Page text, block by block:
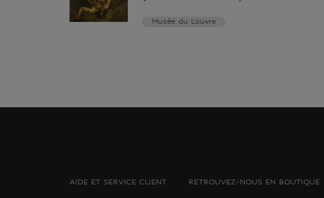
Musée du Louvre
AIDE ET SERVICE CLIENT RETROUVEZ-NOUS EN BOUTIQUE